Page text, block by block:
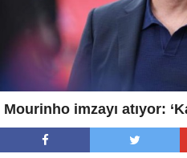
Mourinho imzayı atıyor: